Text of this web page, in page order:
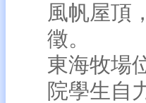
風帆屋頂
徵。
東海牧場
院學生自